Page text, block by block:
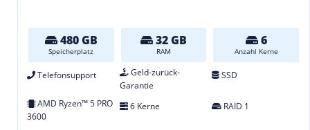
480 GB
Speicherplatz
32 GB
RAM
6
Anzahl Kerne
Telefonsupport
Geld-zurück-
Garantie
SSD
AMD Ryzen™ 5 PRO
3600
6 Kerne RAID 1